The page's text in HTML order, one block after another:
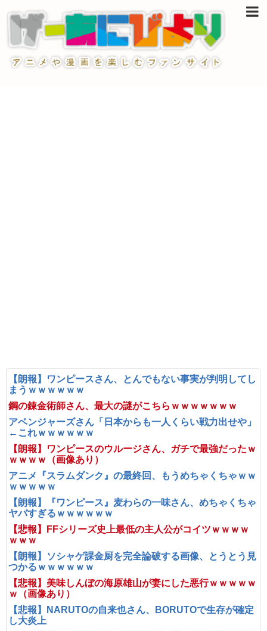
【朗報】ワンピースさん、とんでもない事実が判明してし
まうｗｗｗｗｗｗ
鋼の錬金術師さん、最大の謎がこちらｗｗｗｗｗｗｗ
アベンジャーズさん「日本からも一人くらい戦力出せや」
←これｗｗｗｗｗｗ
【朗報】ワンピースのウルージさん、ガチで最強だったｗ
ｗｗｗｗ（画像あり）
アニメ『スラムダンク』の最終回、もうめちゃくちゃｗｗ
ｗｗｗｗｗ
【朗報】『ワンピース』麦わらの一味さん、めちゃくちゃ
ヤバすぎるｗｗｗｗｗｗ
【悲報】FFシリーズ史上最低の主人公がコイツｗｗｗｗ
ｗｗｗ
【朗報】ソシャゲ課金厨を完全論破する画像、とうとう見
つかるｗｗｗｗｗｗ
【悲報】美味しんぼの海原雄山が妻にした悪行ｗｗｗｗｗ
ｗ（画像あり）
【悲報】NARUTOの自来也さん、BORUTOで生存が確定
し大炎上